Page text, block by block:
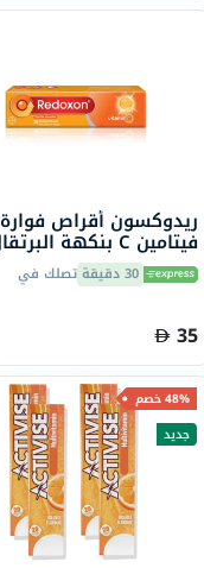
ريدوكسون أقراص فوارة
قرص 30 دقيقة تصلك في
35
48% خصم
جديد